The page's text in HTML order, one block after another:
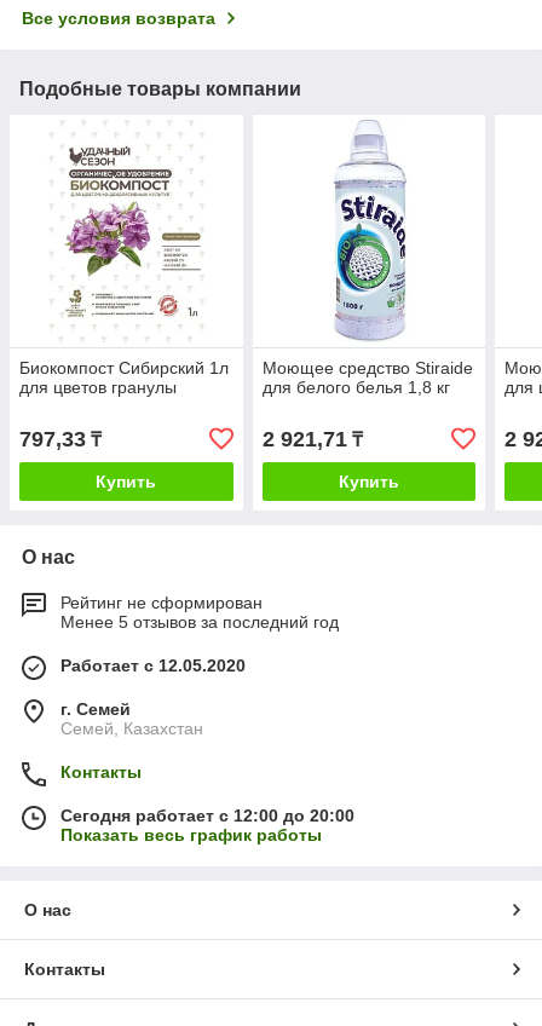
Все условия возврата
Подобные товары компании
Биокомпост Сибирский 1л
для цветов гранулы
797,33 ₸
Купить
Моющее средство Stiraide
для белого белья 1,8 кг
2 921,71₸
Купить
для
2
О нас
Рейтинг не сформирован
Менее 5 отзывов за последний год
Работает с 12.05.2020
г. Семей
Семей, Казахстан
Контакты
Сегодня работает с 12:00 до 20:00
Показать весь график работы
О нас
Контакты